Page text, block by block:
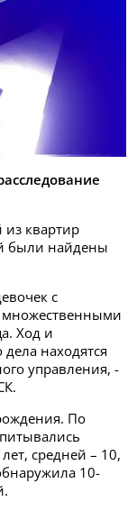
из квартир
были найдены
с
множественными
Ход и
находятся
управления, -
По
средней – 10,
10-